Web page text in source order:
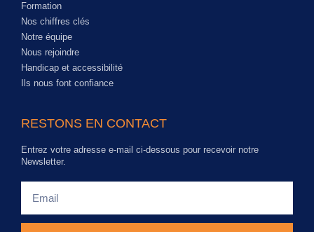
Formation
Nos chiffres clés
Notre équipe
Nous rejoindre
Handicap et accessibilité
Ils nous font confiance
RESTONS EN CONTACT
Entrez votre adresse e-mail ci-dessous pour recevoir notre
Newsletter.